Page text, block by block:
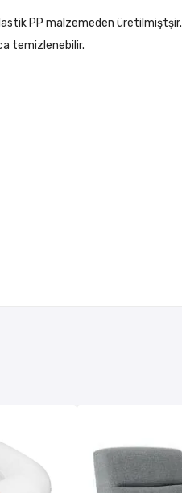
PP malzemeden üretilmiştşir.
temizlenebilir.